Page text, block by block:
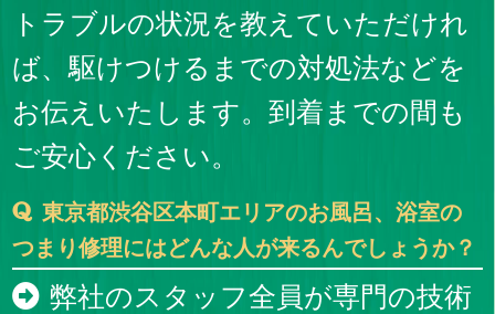
トラブルの状況を教えていただけれ
ば、駆けつけるまでの対処法などを
お伝えいたします。到着までの間も
ご安心ください。
東京都渋谷区本町エリアのお風呂、浴室の
つまり修理にはどんな人が来るんでしょうか？
弊社のスタッフ全員が専門の技術